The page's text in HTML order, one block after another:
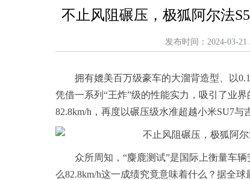
不止风阻碾压，极狐阿尔法
发布时间：2024-
拥有媲美百万级豪车的大溜背造型、以
凭借一系列“王炸”级的性能实力，吸引了业
82.8km/h，再度以碾压级水准超越小米SU7与
众所周知，“麋鹿测试”是国际上衡量车
么82.8km/h这一成绩究竟意味着什么？据全